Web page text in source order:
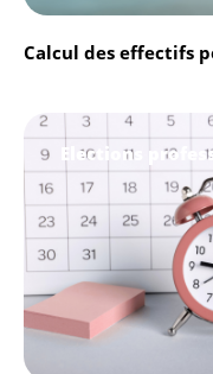
Calcul des effectifs
Elections